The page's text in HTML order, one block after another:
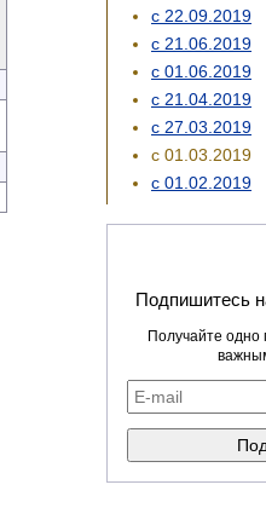
с 22.09.2019
с 21.06.2019
с 01.06.2019
с 21.04.2019
с 27.03.2019
с 01.03.2019
с 01.02.2019
Подпишитесь
Получайте одно